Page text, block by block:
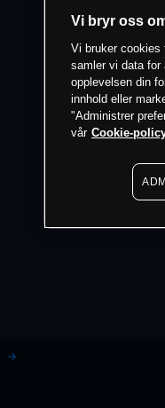
Vi bryr oss
Vi bruker cookies
samler vi data for
opplevelsen din
innhold eller
"Administrer
vår Cookie-